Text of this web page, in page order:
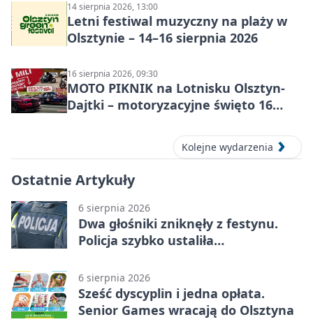
14 sierpnia 2026, 13:00
Letni festiwal muzyczny na plaży w
Olsztynie – 14–16 sierpnia 2026
16 sierpnia 2026, 09:30
MOTO PIKNIK na Lotnisku Olsztyn-
Dajtki – motoryzacyjne święto 16
Kolejne wydarzenia
Ostatnie Artykuły
6 sierpnia 2026
Dwa głośniki zniknęły z festynu.
Policja szybko ustaliła
6 sierpnia 2026
Sześć dyscyplin i jedna opłata.
Senior Games wracają do Olsztyna